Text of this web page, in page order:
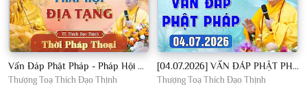
Vấn Đáp Phật Pháp - Pháp Hội Địa Tạng Ngày 01/08/2026│TT. Thích Đạo Thịnh
Thượng Toạ Thích Đạo Thịnh
[04.07.2026] VẤN ĐÁP PHẬT PHÁP - Nghe Thầy giảng Pháp mỗi ngày CÔNG ĐỨC VÔ LƯỢNG│TT. Thích Đạo Thịnh
Thượng Toạ Thích Đạo Thịnh